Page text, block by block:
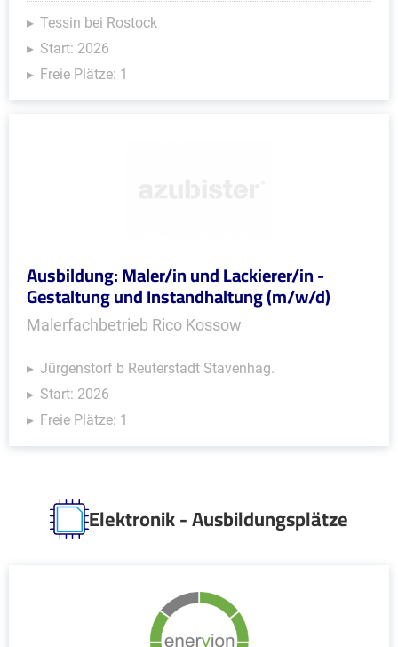
Tessin bei Rostock
Start: 2026
Freie Plätze: 1
Ausbildung: Maler/in und Lackierer/in -
Gestaltung und Instandhaltung (m/w/d)
Malerfachbetrieb Rico Kossow
Jürgenstorf b Reuterstadt Stavenhag.
Start: 2026
Freie Plätze: 1
Elektronik - Ausbildungsplätze